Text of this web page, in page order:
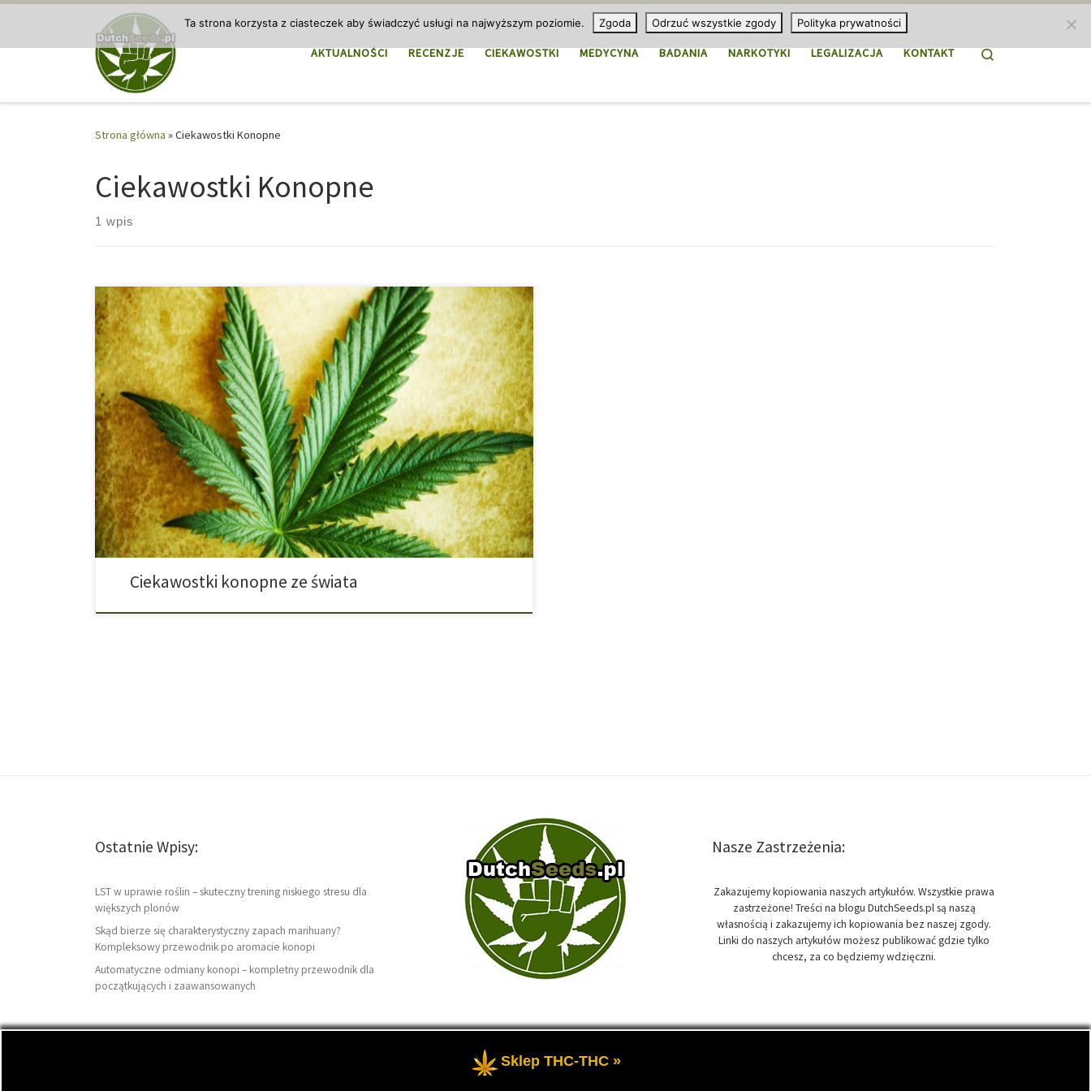
Przejdź do treści
AKTUALNOŚCI RECENZJE CIEKAWOSTKI MEDYCYNA BADANIA NARKOTYKI LEGALIZACJA KONTAKT Search
Strona główna »Ciekawostki Konopne
Ciekawostki Konopne
1 wpis
1. DO YOU WANT POT WITH THAT? W połowie października niektóre amerykańskie
media pisały o nietypowych skargach klientów. Pewna kobieta w stanie Ohio skarżyła się
policji o zdarzeniu w lokalnej placówce fast foodowej sieci Wendy’s. Otóż zamiast soli
na frytkach jej córki znalazła ona coś zielonego. Lokalne media poinformowały, że […]
Ciekawostki konopne ze świata
Ostatnie Wpisy:
LST w uprawie roślin – skuteczny trening niskiego stresu dla
większych plonów
Skąd bierze się charakterystyczny zapach marihuany?
Kompleksowy przewodnik po aromacie konopi
Automatyczne odmiany konopi – kompletny przewodnik dla
początkujących i zaawansowanych
Nasze Zastrzeżenia:
Zakazujemy kopiowania naszych artykułów. Wszystkie prawa
zastrzeżone! Treści na blogu DutchSeeds.pl są naszą
własnością i zakazujemy ich kopiowania bez naszej zgody.
Linki do naszych artykułów możesz publikować gdzie tylko
chcesz, za co będziemy wdzięczni.
- Temat przewodni blogu, wszystko na temat marihuany oraz roślin konopi indyjskich, zwanych cannabis.
Ta strona korzysta z ciasteczek aby świadczyć usługi na najwyższym poziomie. Zgoda Odrzuć wszystkie zgody Polityka prywatności
Sklep THC-THC »